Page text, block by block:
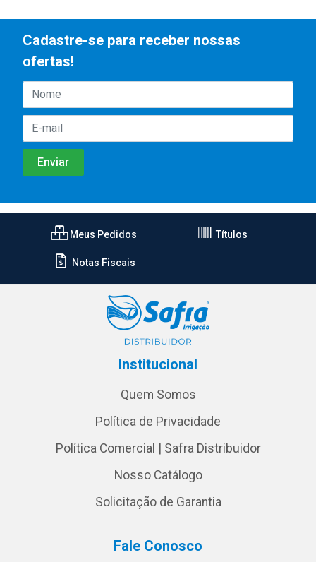
Cadastre-se para receber nossas
ofertas!
Meus Pedidos Títulos
Notas Fiscais
Institucional
Quem Somos
Política de Privacidade
Política Comercial | Safra Distribuidor
Nosso Catálogo
Solicitação de Garantia
Fale Conosco